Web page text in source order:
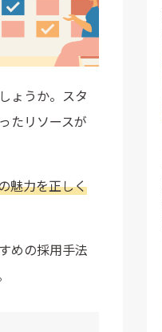
ょうか。スタ
たリソースが
魅力を正しく
めの採用手法